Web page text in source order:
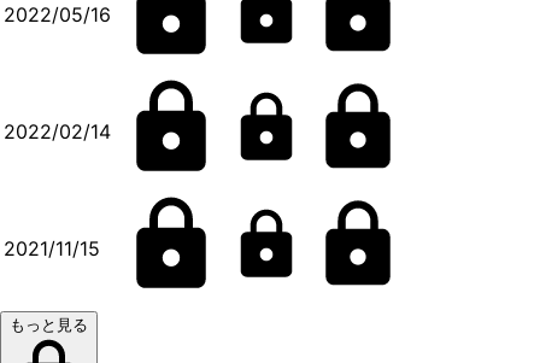
2022/05/16
2022/02/14
2021/11/15
もっと見る